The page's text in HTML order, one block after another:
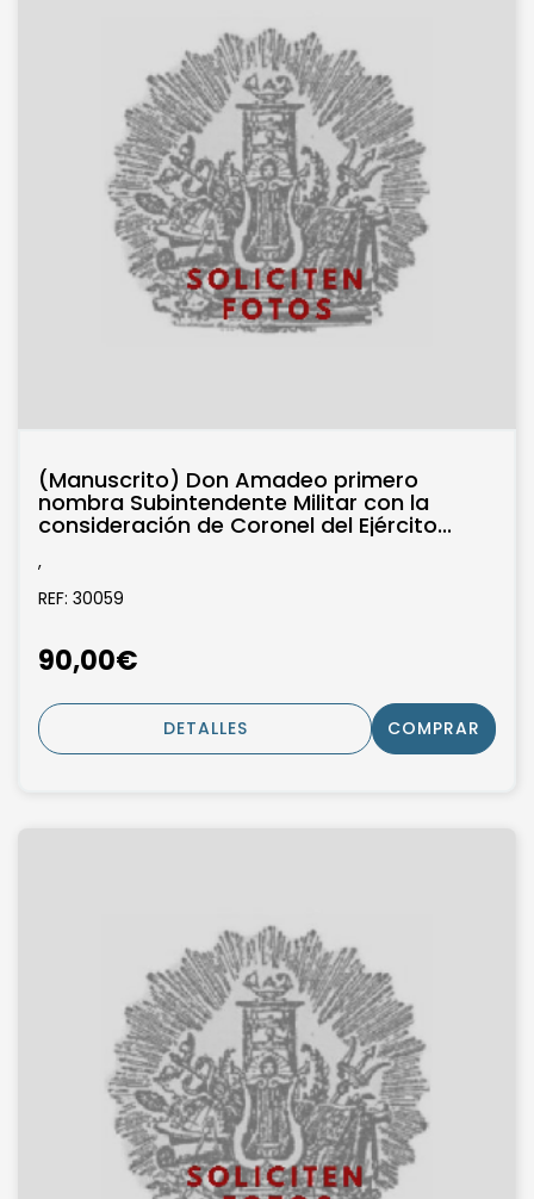
(Manuscrito) Don Amadeo primero
nombra Subintendente Militar con la
consideración de Coronel del Ejército...
,
REF: 30059
90,00€
DETALLES COMPRAR